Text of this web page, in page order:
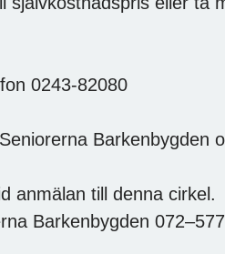
0243-82080
Barkenbygden
anmälan till denna cirkel.
Barkenbygden